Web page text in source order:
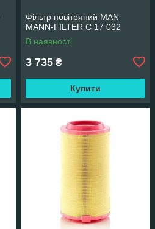
Фільтр повітряний MAN
MANN-FILTER C 17 032
В наявності
3 735 ₴
Купити